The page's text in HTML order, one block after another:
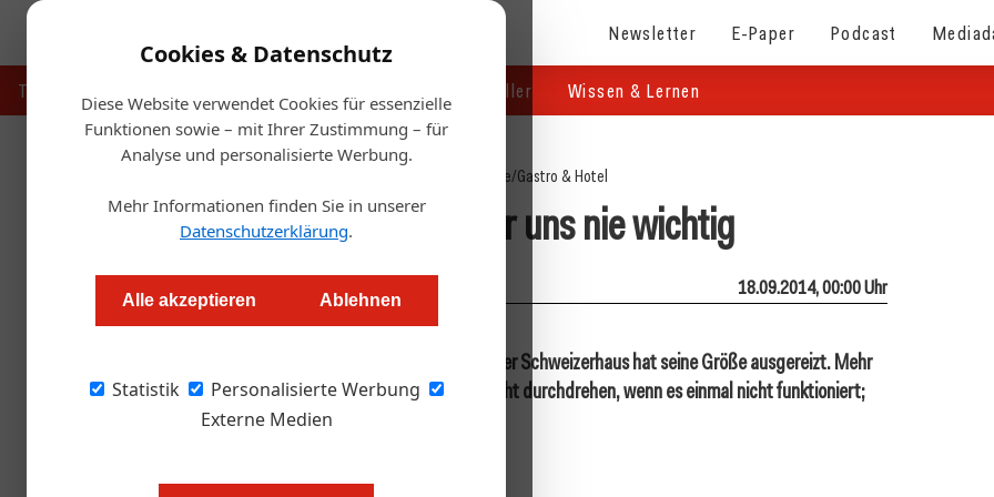
Cookies & Datenschutz
Diese Website verwendet Cookies für essenzielle
Funktionen sowie – mit Ihrer Zustimmung – für
Analyse und personalisierte Werbung.
Mehr Informationen finden Sie in unserer
Datenschutzerklärung.
Alle akzeptieren Ablehnen
Statistik
Personalisierte Werbung
Externe Medien
Newsletter E-Paper Podcast
Touristik Handel & Hersteller Wissen & Lernen
Startseite/Gastro & Hotel
Größe war für uns nie wichtig
Redaktion.OEGZ 18.09.2014, 00:00 Uhr
1.700 Sitzplätze im Freien, 700 innen: Das Wiener Schweizerhaus hat seine Größe ausgereizt. Mehr
geht nicht, sagt Karl Kolarik. Seine Maxime: Nicht durchdrehen, wenn es einmal nicht funktioniert;
nicht abheben, wenn es super läuft.
Autor: Alexander Grübling